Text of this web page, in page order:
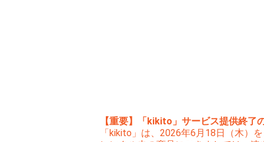
【重要】「kikito」サービス提供終了
「kikito」は、2026年6月18日（木）